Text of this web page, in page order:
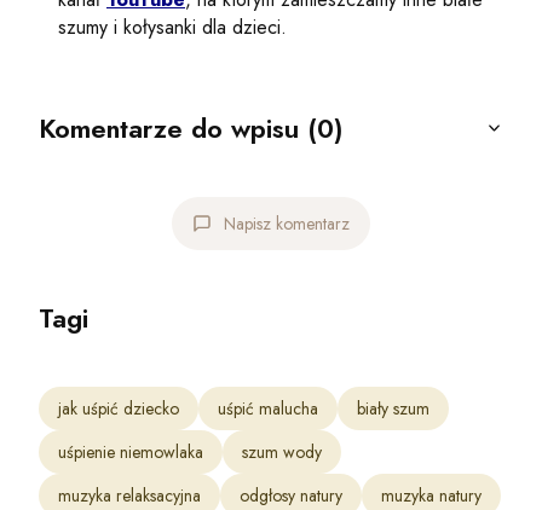
szumy i kołysanki dla dzieci.
Komentarze do wpisu (0)
Napisz komentarz
Tagi
jak uśpić dziecko uśpić malucha
biały szum
uśpienie niemowlaka
szum wody
muzyka relaksacyjna
odgłosy natury
muzyka natury